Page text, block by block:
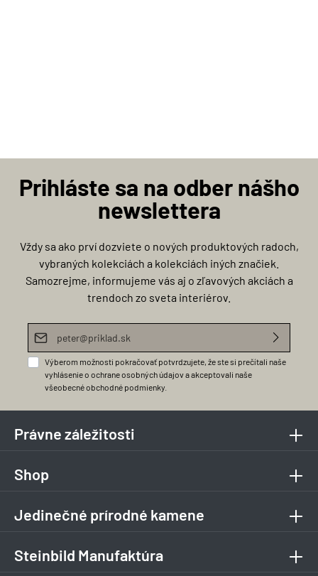
Prihláste sa na odber nášho
newslettera
Vždy sa ako prví dozviete o nových produktových radoch,
vybraných kolekciách a kolekciách iných značiek.
Samozrejme, informujeme vás aj o zľavových akciách a
trendoch zo sveta interiérov.
E-mailová adresa*
Výberom možnosti pokračovať potvrdzujete, že ste si prečítali naše
vyhlásenie o ochrane osobných údajova akceptovali naše
všeobecné obchodné podmienky
Právne záležitosti
Shop
Jedinečné prírodné kamene
Steinbild Manufaktúra